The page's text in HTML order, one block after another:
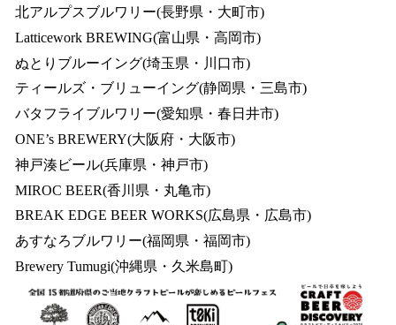
北アルプスブルワリー(長野県・大町市)
Latticework BREWING(富山県・高岡市)
ぬとりブルーイング(埼玉県・川口市)
ティールズ・ブリューイング(静岡県・三島市)
バタフライブルワリー(愛知県・春日井市)
ONE’s BREWERY(大阪府・大阪市)
神戸湊ビール(兵庫県・神戸市)
MIROC BEER(香川県・丸亀市)
BREAK EDGE BEER WORKS(広島県・広島市)
あすなろブルワリー(福岡県・福岡市)
Brewery Tumugi(沖縄県・久米島町)